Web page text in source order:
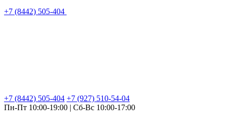
+7 (8442) 505-404
+7 (8442) 505-404 +7 (927) 510-54-04
Пн-Пт 10:00-19:00 | Сб-Вс 10:00-17:00